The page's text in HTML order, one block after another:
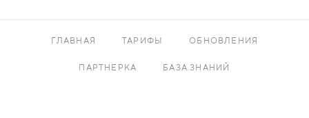
ГЛАВНАЯ ТАРИФЫ ОБНОВЛЕНИЯ
ПАРТНЕРКА БАЗА ЗНАНИЙ